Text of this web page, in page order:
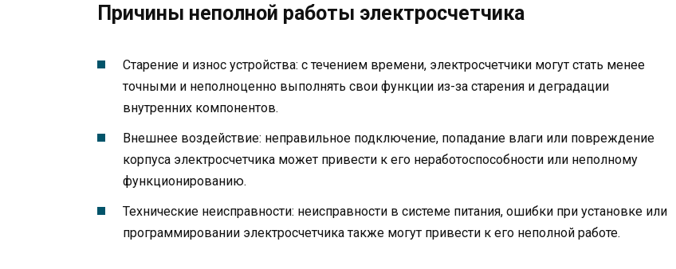
Причины неполной работы электросчетчика
Старение и износ устройства: с течением времени, электросчетчики могут стать менее
точными и неполноценно выполнять свои функции из-за старения и деградации
внутренних компонентов.
Внешнее воздействие: неправильное подключение, попадание влаги или повреждение
корпуса электросчетчика может привести к его неработоспособности или неполному
функционированию.
Технические неисправности: неисправности в системе питания, ошибки при установке или
программировании электросчетчика также могут привести к его неполной работе.